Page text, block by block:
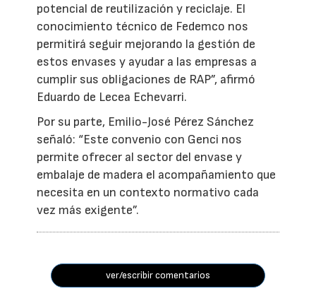
potencial de reutilización y reciclaje. El
conocimiento técnico de Fedemco nos
permitirá seguir mejorando la gestión de
estos envases y ayudar a las empresas a
cumplir sus obligaciones de RAP”, afirmó
Eduardo de Lecea Echevarri.
Por su parte, Emilio-José Pérez Sánchez
señaló: “Este convenio con Genci nos
permite ofrecer al sector del envase y
embalaje de madera el acompañamiento que
necesita en un contexto normativo cada
vez más exigente”.
ver/escribir comentarios